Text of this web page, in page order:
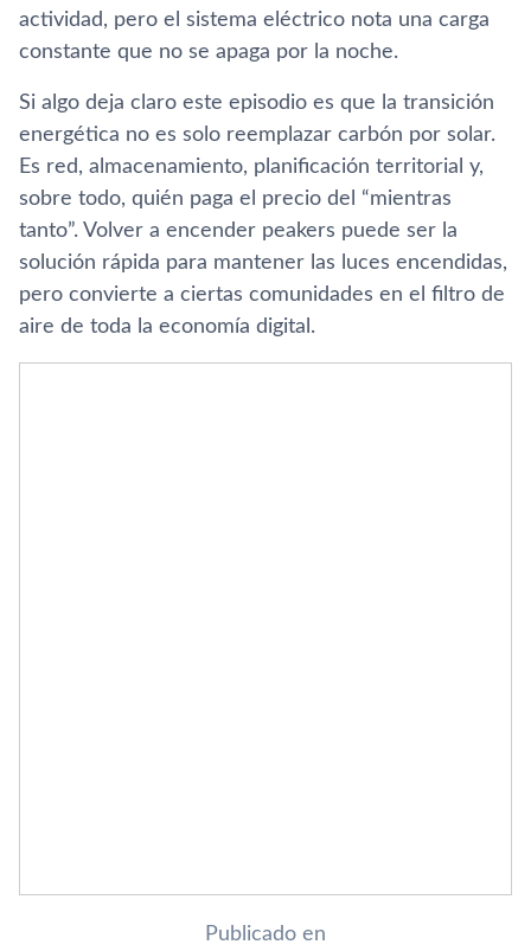
actividad, pero el sistema eléctrico nota una carga
constante que no se apaga por la noche.
Si algo deja claro este episodio es que la transición
energética no es solo reemplazar carbón por solar.
Es red, almacenamiento, planificación territorial y,
sobre todo, quién paga el precio del “mientras
tanto”. Volver a encender peakers puede ser la
solución rápida para mantener las luces encendidas,
pero convierte a ciertas comunidades en el filtro de
aire de toda la economía digital.
Publicado en